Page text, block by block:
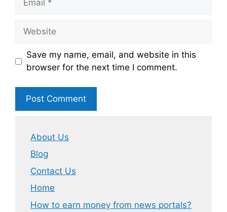
Website
Save my name, email, and website in this
browser for the next time I comment.
About Us
Blog
Contact Us
Home
How to earn money from news portals?